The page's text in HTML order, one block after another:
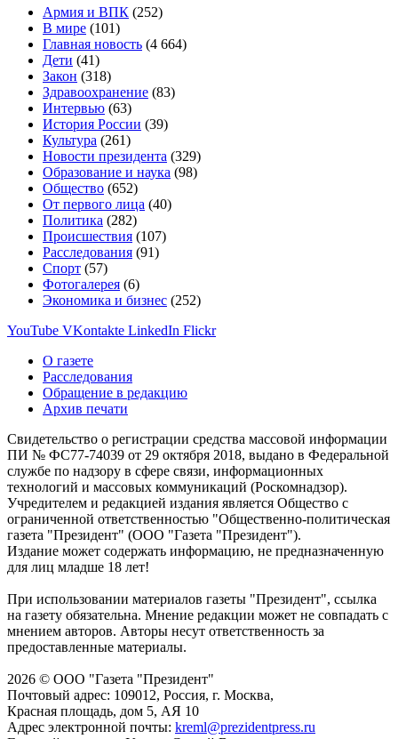
Армия и ВПК (252)
В мире (101)
Главная новость (4 664)
Дети (41)
Закон (318)
Здравоохранение (83)
Интервью (63)
История России (39)
Культура (261)
Новости президента (329)
Образование и наука (98)
Общество (652)
От первого лица (40)
Политика (282)
Происшествия (107)
Расследования (91)
Спорт (57)
Фотогалерея (6)
Экономика и бизнес (252)
YouTube VKontakte LinkedIn Flickr
О газете
Расследования
Обращение в редакцию
Архив печати
Свидетельство о регистрации средства массовой информации
ПИ № ФС77-74039 от 29 октября 2018, выдано в Федеральной
службе по надзору в сфере связи, информационных
технологий и массовых коммуникаций (Роскомнадзор).
Учредителем и редакцией издания является Общество с
ограниченной ответственностью "Общественно-политическая
газета "Президент" (ООО "Газета "Президент").
Издание может содержать информацию, не предназначенную
для лиц младше 18 лет!
При использовании материалов газеты "Президент", ссылка
на газету обязательна. Мнение редакции может не совпадать с
мнением авторов. Авторы несут ответственность за
предоставленные материалы.
2026 © ООО "Газета "Президент"
Почтовый адрес: 109012, Россия, г. Москва,
Красная площадь, дом 5, АЯ 10
Адрес электронной почты: kreml@prezidentpress.ru